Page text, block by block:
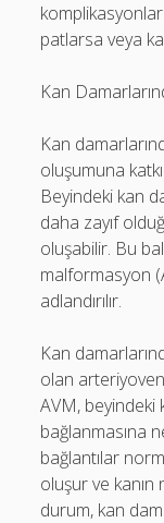
patlarsa veya
Kan
Kan
oluşumuna
Beyindeki kan
daha zayıf
oluşabilir. Bu
malformasyon
adlandırılır.
Kan
olan
AVM, beyindeki
bağlanmasına
bağlantılar
oluşur ve kanın
durum, kan